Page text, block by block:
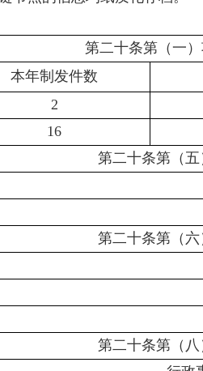
第二十条第（一
本年制发件数
2
16
第二十条第（五
第二十条第（六
第二十条第（八